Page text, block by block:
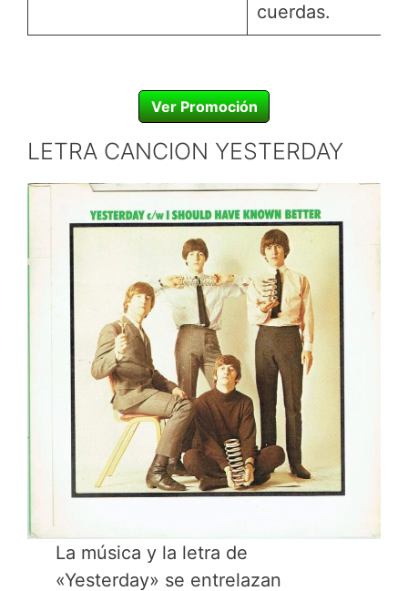
cuerdas.
Ver Promoción
LETRA CANCION YESTERDAY
La música y la letra de
«Yesterday» se entrelazan